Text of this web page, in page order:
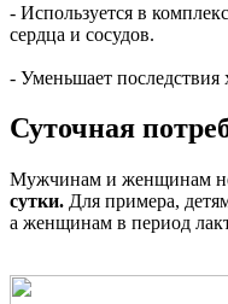
- Используется в
сердца и сосудов.
- Уменьшает последствия
Суточная
Мужчинам и женщинам
сутки. Для примера,
а женщинам в период